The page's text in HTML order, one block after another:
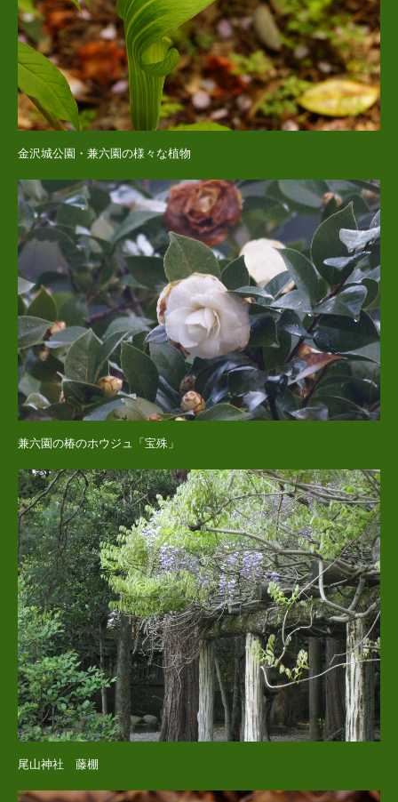
金沢城公園・兼六園の様々な植物
兼六園の椿のホウジュ「宝殊」
尾山神社 藤棚